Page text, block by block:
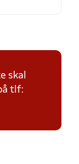
skal
tlf: